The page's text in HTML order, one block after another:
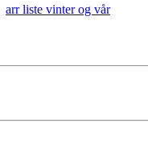
arr liste vinter og vår